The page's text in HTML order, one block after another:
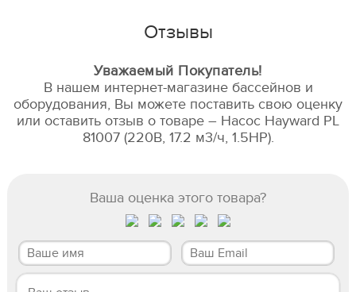
Отзывы
Уважаемый Покупатель!
В нашем интернет-магазине бассейнов и
оборудования, Вы можете поставить свою оценку
или оставить отзыв о товаре – Насос Hayward PL
81007 (220В, 17.2 м3/ч, 1.5HP).
Ваша оценка этого товара?